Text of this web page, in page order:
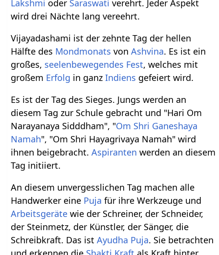
Lakshmi oder Saraswati verehrt. Jeder Aspekt
wird drei Nächte lang vereehrt.
Vijayadashami ist der zehnte Tag der hellen
Hälfte des Mondmonats vonAshvina. Es ist ein
großes, seelenbewegendes Fest, welches mit
großem Erfolg in ganzIndiens gefeiert wird.
Es ist der Tag des Sieges. Jungs werden an
diesem Tag zur Schule gebracht und "Hari Om
Narayanaya Sidddham", "Om Shri Ganeshaya
Namah", "Om Shri Hayagrivaya Namah" wird
ihnen beigebracht.Aspiranten werden an diesem
Tag initiiert.
An diesem unvergesslichen Tag machen alle
Handwerker eine Puja für ihre Werkzeuge und
Arbeitsgeräte wie der Schreiner, der Schneider,
der Steinmetz, der Künstler, der Sänger, die
Schreibkraft. Das istAyudha Puja. Sie betrachten